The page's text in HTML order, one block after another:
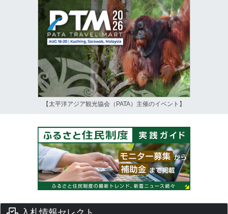
【太平洋アジア観光協会（PATA）主催のイベント】